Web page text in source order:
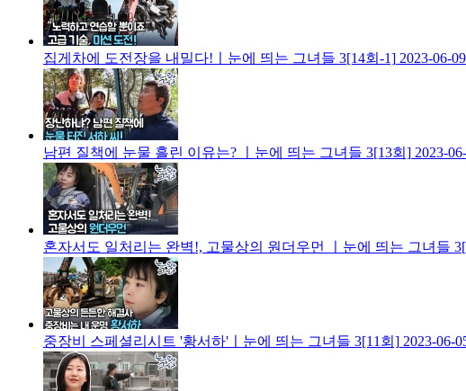
집게차에 도전장을 내밀다!ㅣ눈에 띄는 그녀들 3[14회-1] 2023-06-09
남편 질책에 눈물 흘린 이유는? ㅣ눈에 띄는 그녀들 3[13회] 2023-
혼자서도 일처리는 완벽!, 고물상의 원더우먼 ㅣ눈에 띄는 그녀들
중장비 스페셜리시트 '황서하'ㅣ눈에 띄는 그녀들 3[11회] 2023-06-